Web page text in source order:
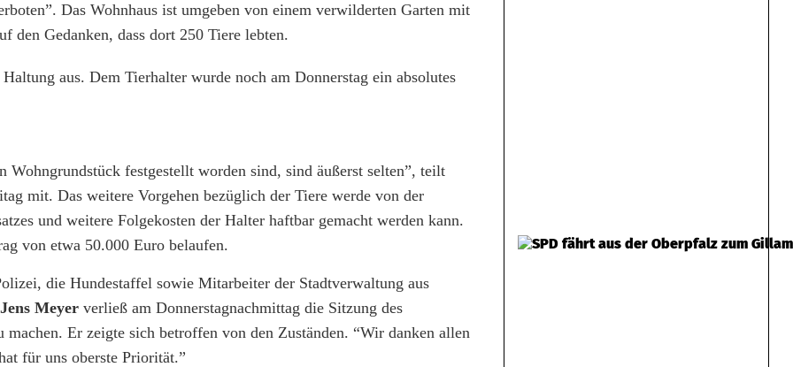
Das Wohnhaus ist umgeben von einem verwilderten Garten mit
den Gedanken, dass dort 250 Tiere lebten.
aus. Dem Tierhalter wurde noch am Donnerstag ein absolutes
Wohngrundstück festgestellt worden sind, sind äußerst selten”, teilt
mit. Das weitere Vorgehen bezüglich der Tiere werde von der
und weitere Folgekosten der Halter haftbar gemacht werden kann.
von etwa 50.000 Euro belaufen.
die Hundestaffel sowie Mitarbeiter der Stadtverwaltung aus
Jens Meyer verließ am Donnerstagnachmittag die Sitzung des
Er zeigte sich betroffen von den Zuständen. “Wir danken allen
für uns oberste Priorität.”